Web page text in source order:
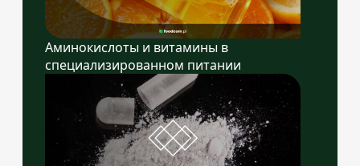
Аминокислоты и витамины в
специализированном питании